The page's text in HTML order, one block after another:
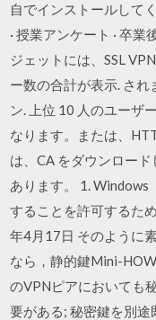
自でインストールして
· 授業アンケート · 卒業
ジェットには、SSL
ー数の合計が表示. され
ン. 上位 10 人のユーザ
なります。または、
は、CA をダウンロー
あります。 1. Windows
することを許可するた
年4月17日 そのように
なら，静的鍵Mini-
のVPNピアにおいても
要がある; 秘密鍵を別